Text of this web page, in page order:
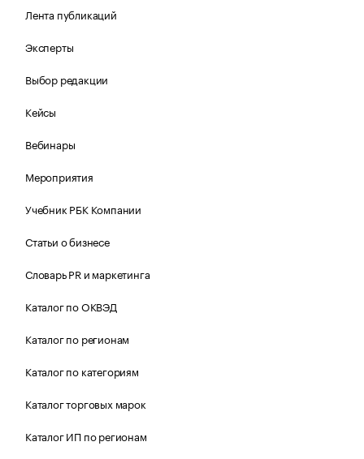
Лента публикаций
Эксперты
Выбор редакции
Кейсы
Вебинары
Мероприятия
Учебник РБК Компании
Статьи о бизнесе
Словарь PR и маркетинга
Каталог по ОКВЭД
Каталог по регионам
Каталог по категориям
Каталог торговых марок
Каталог ИП по регионам